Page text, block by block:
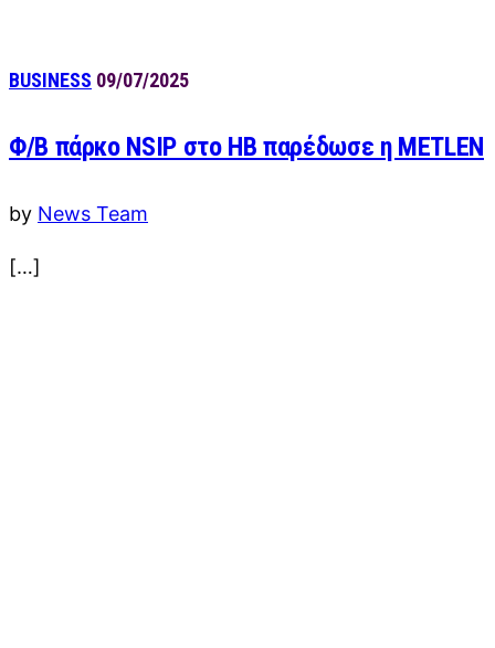
BUSINESS 09/07/2025
Φ/Β πάρκο NSIP στο ΗΒ παρέδωσε η METLEN
by News Team
[…]